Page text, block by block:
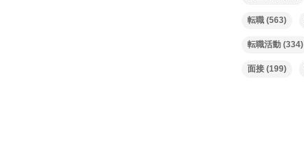
転職 (563)
転職活動 (334)
面接 (199)